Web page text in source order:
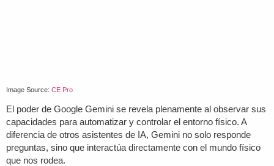
Image Source: CE Pro
El poder de Google Gemini se revela plenamente al observar sus
capacidades para automatizar y controlar el entorno físico. A
diferencia de otros asistentes de IA, Gemini no solo responde
preguntas, sino que interactúa directamente con el mundo físico
que nos rodea.